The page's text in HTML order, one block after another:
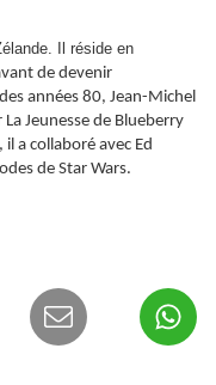
Il réside en
de devenir
années 80, Jean-Michel
Jeunesse de Blueberry
a collaboré avec Ed
de Star Wars.